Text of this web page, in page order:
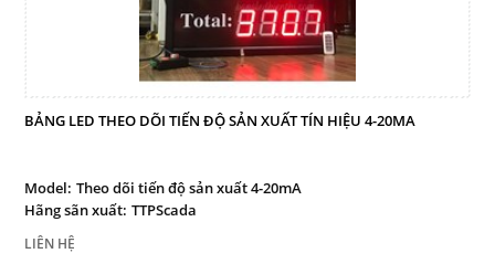
BẢNG LED THEO DÕI TIẾN ĐỘ SẢN XUẤT TÍN HIỆU 4-20MA
Model: Theo dõi tiến độ sản xuất 4-20mA
Hãng sãn xuất: TTPScada
LIÊN HỆ
Thiết bị đo lường - Cảm biến
Dịch vụ
THEO DÕI